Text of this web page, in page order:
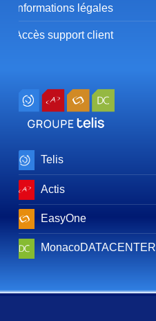
Informations légales
Accès support client
Telis
Actis
EasyOne
MonacoDATACENTER